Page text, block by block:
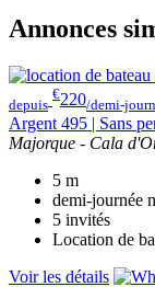
Annonces
depuis
€220/demi-
Argent 495 | Sans
Majorque - Cala
5 m
demi-journée
5 invités
Location de
Voir les détails